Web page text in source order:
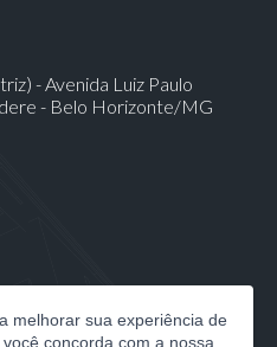
- Avenida Luiz Paulo
- Belo Horizonte/MG
melhorar sua experiência de
concorda com a nossa